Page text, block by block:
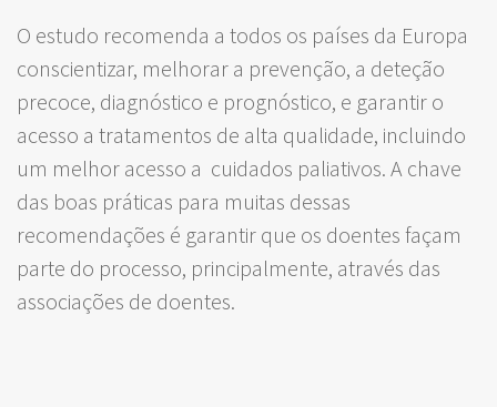
O estudo recomenda a todos os países da Europa
conscientizar, melhorar a prevenção, a deteção
precoce, diagnóstico e prognóstico, e garantir o
acesso a tratamentos de alta qualidade, incluindo
um melhor acesso a cuidados paliativos. A chave
das boas práticas para muitas dessas
recomendações é garantir que os doentes façam
parte do processo, principalmente, através das
associações de doentes.